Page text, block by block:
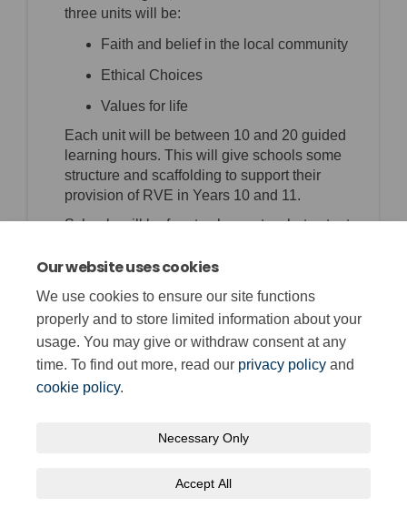
Our website uses cookies
We use cookies to ensure our site functions
properly and to store limited information about your
usage. You may give or withdraw consent at any
time. To find out more, read our privacy policy and
cookie policy.
Necessary Only
Accept All
three units will be:
Faith and belief in the local community
Ethical Choices
Values for life
Each unit will be between 10 and 20 guided
learning hours. This will give schools some
structure and scaffolding to support their
provision of RVE in Years 10 and 11.
Schools will be free to choose to what extent
Although these units are designed to support
school’s statutory obligations within this
area.